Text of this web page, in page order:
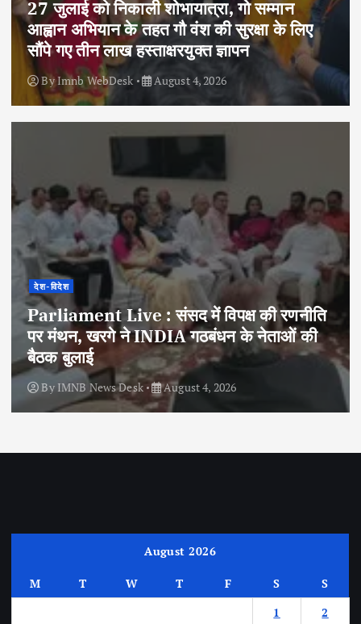
27 जुलाई को निकाली शोभायात्रा, गो सम्मान
आह्वान अभियान के तहत गौ वंश की सुरक्षा के लिए
सौंपे गए तीन लाख हस्ताक्षरयुक्त ज्ञापन
ByImnb WebDesk August 4, 2026
देश-विदेश
Parliament Live : संसद में विपक्ष की रणनीति
पर मंथन, खरगे ने INDIA गठबंधन के नेताओं की
बैठक बुलाई
ByIMNB News Desk August 4, 2026
August 2026
M T W T F S
S
1
2